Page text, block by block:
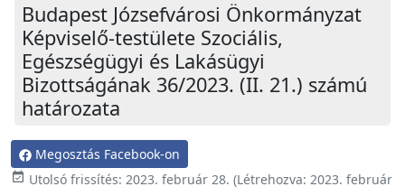
Budapest Józsefvárosi Önkormányzat
Képviselő-testülete Szociális,
Egészségügyi és Lakásügyi
Bizottságának 36/2023. (II. 21.) számú
határozata
Megosztás Facebook-on
event_available Utolsó frissítés: 2023. február 28. (Létrehozva: 2023. február